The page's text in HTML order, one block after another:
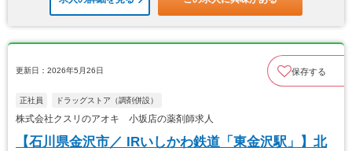
更新日：2026年5月26日 保存する
正社員 ドラッグストア（調剤併設）
株式会社クスリのアオキ 小坂店の薬剤師求人
【石川県金沢市／ IRいしかわ鉄道「東金沢駅」】北